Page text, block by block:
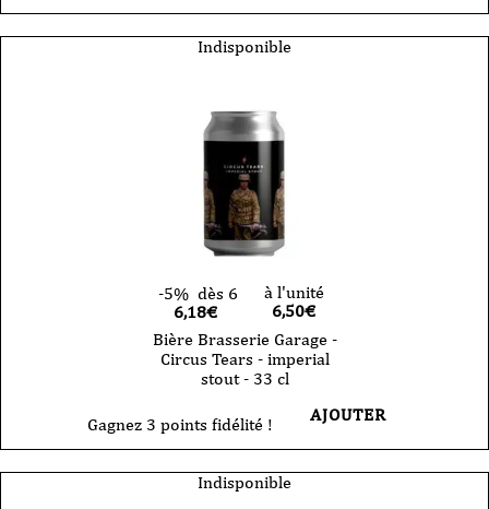
Indisponible
-5% dès 6
6,18€
à l'unité
6,50€
Bière Brasserie Garage -
Circus Tears - imperial
stout - 33 cl
Gagnez 3 points fidélité ! AJOUTER
Indisponible